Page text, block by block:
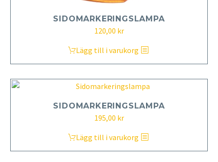
SIDOMARKERINGSLAMPA
120,00 kr
Lägg till i varukorg
SIDOMARKERINGSLAMPA
195,00 kr
Lägg till i varukorg